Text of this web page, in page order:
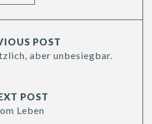
POST
aber unbesiegbar.
POST
Leben